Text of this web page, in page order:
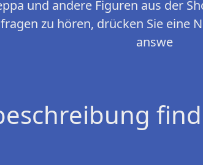
und andere Figuren aus der
zu hören, drücken Sie eine
answe